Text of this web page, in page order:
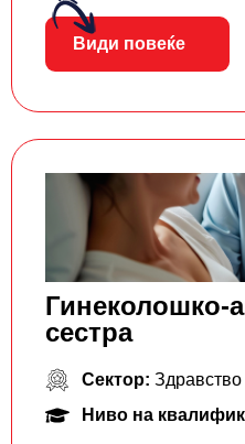
Види повеќе
Гинеколошко-
сестра
Сектор: Здравство
Ниво на